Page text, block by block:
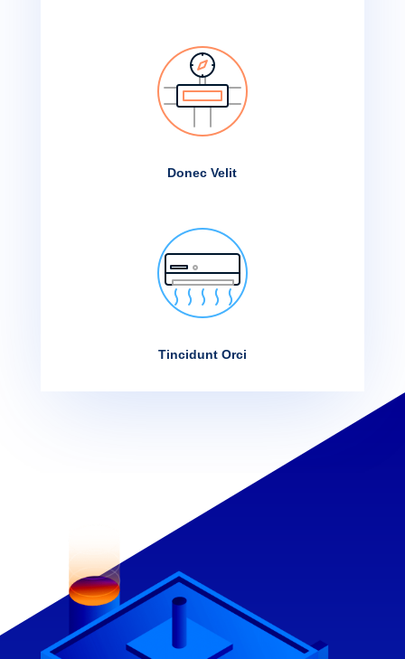
Donec Velit
Tincidunt Orci